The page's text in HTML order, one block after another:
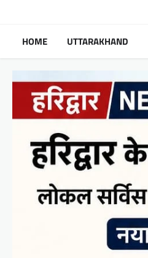
HOME UTTARAKHAND